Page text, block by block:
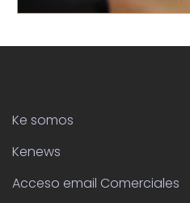
Ke somos
Kenews
Acceso email Comerciales